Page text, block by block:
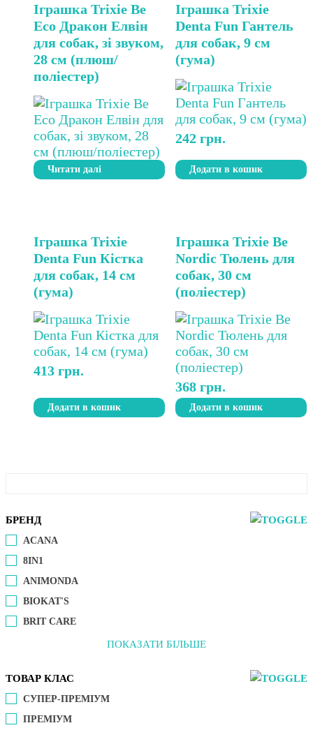
Іграшка Trixie Be
Eco Дракон Елвін
для собак, зі звуком,
28 см (плюш/
поліестер)
Читати далі
Іграшка Trixie
Denta Fun Гантель
для собак, 9 см
(гума)
242грн.
Додати в кошик
Іграшка Trixie
Denta Fun Кістка
для собак, 14 см
(гума)
413 грн.
Додати в кошик
Іграшка Trixie Be
Nordic Тюлень для
собак, 30 см
(поліестер)
368грн.
Додати в кошик
БРЕНД
ACANA
8IN1
ANIMONDA
BIOKAT'S
BRIT CARE
ПОКАЗАТИ БІЛЬШЕ
ТОВАР КЛАС
СУПЕР-ПРЕМІУМ
ПРЕМІУМ